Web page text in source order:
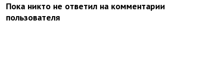
Пока никто не ответил на комментарии
пользователя